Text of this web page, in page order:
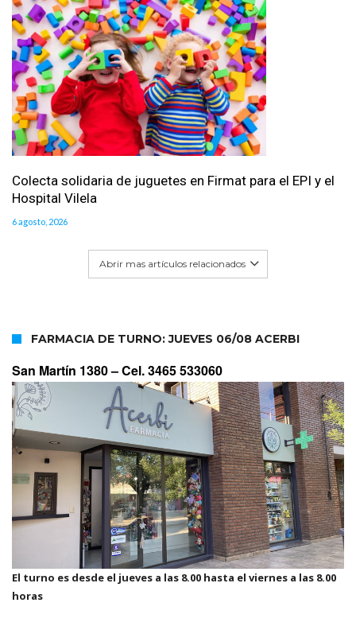
Colecta solidaria de juguetes en Firmat para el EPI y el
Hospital Vilela
6 agosto, 2026
Abrir mas artículos relacionados
FARMACIA DE TURNO: JUEVES 06/08 ACERBI
San Martín 1380 –Cel. 3465 533060
El turno es desde el jueves a las 8.00 hasta el viernes a las 8.00
horas